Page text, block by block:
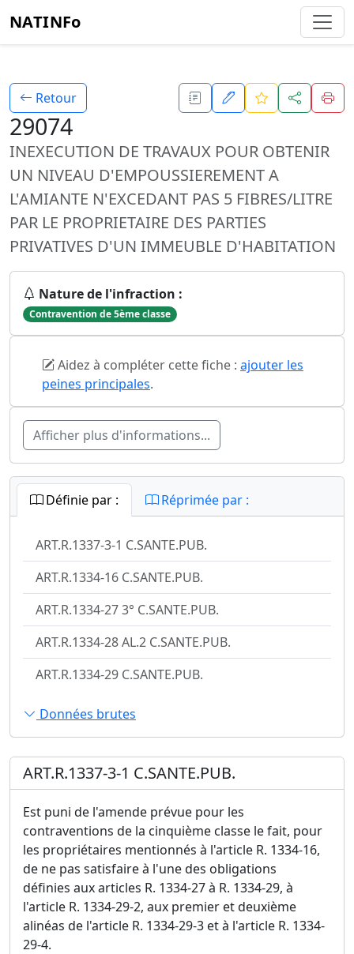
NATINFo
Retour
29074
INEXECUTION DE TRAVAUX POUR OBTENIR
UN NIVEAU D'EMPOUSSIEREMENT A
L'AMIANTE N'EXCEDANT PAS 5 FIBRES/LITRE
PAR LE PROPRIETAIRE DES PARTIES
PRIVATIVES D'UN IMMEUBLE D'HABITATION
Nature de l'infraction :
Contravention de 5ème classe
Aidez à compléter cette fiche : ajouter les
peines principales.
Afficher plus d'informations...
Définie par : Réprimée par :
ART.R.1337-3-1 C.SANTE.PUB.
ART.R.1334-16 C.SANTE.PUB.
ART.R.1334-27 3° C.SANTE.PUB.
ART.R.1334-28 AL.2 C.SANTE.PUB.
ART.R.1334-29 C.SANTE.PUB.
Données brutes
ART.R.1337-3-1 C.SANTE.PUB.
Est puni de l'amende prévue pour les
contraventions de la cinquième classe le fait, pour
les propriétaires mentionnés à l'article R. 1334-16,
de ne pas satisfaire à l'une des obligations
définies aux articles R. 1334-27 à R. 1334-29, à
l'article R. 1334-29-2, aux premier et deuxième
alinéas de l'article R. 1334-29-3 et à l'article R. 1334-
29-4.